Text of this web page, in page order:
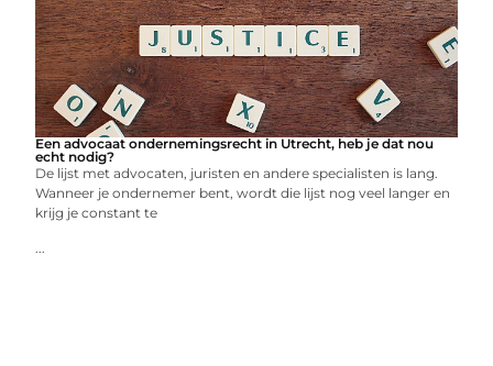
Een advocaat ondernemingsrecht in Utrecht, heb je dat nou
echt nodig?
De lijst met advocaten, juristen en andere specialisten is lang.
Wanneer je ondernemer bent, wordt die lijst nog veel langer en
krijg je constant te
...